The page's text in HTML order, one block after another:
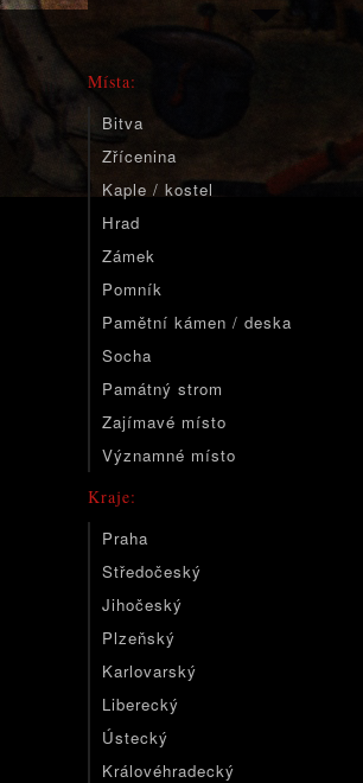
Místa:
Bitva
Zřícenina
Kaple / kostel
Hrad
Zámek
Pomník
Pamětní kámen / deska
Socha
Památný strom
Zajímavé místo
Významné místo
Kraje:
Praha
Středočeský
Jihočeský
Plzeňský
Karlovarský
Liberecký
Ústecký
Královéhradecký